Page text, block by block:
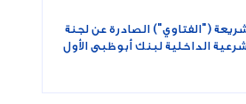
("الفتاوي") الصادرة عن لجنة
الداخلية لبنك أبوظبي الأول
العقاري الإسلامي (الإجارة)